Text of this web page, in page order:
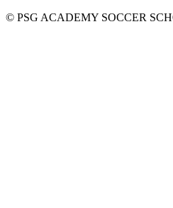
© PSG ACADEMY SOCCER